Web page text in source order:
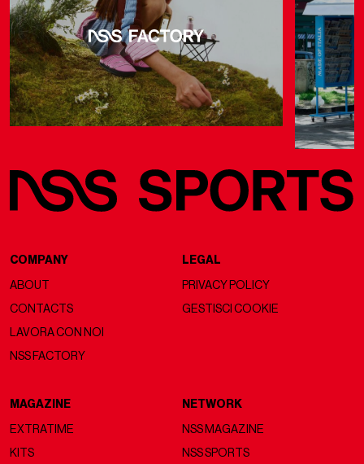
COMPANY
ABOUT
CONTACTS
LAVORA CON NOI
NSS FACTORY
LEGAL
PRIVACY POLICY
GESTISCI COOKIE
MAGAZINE
EXTRATIME
KITS
NETWORK
NSS MAGAZINE
NSS SPORTS